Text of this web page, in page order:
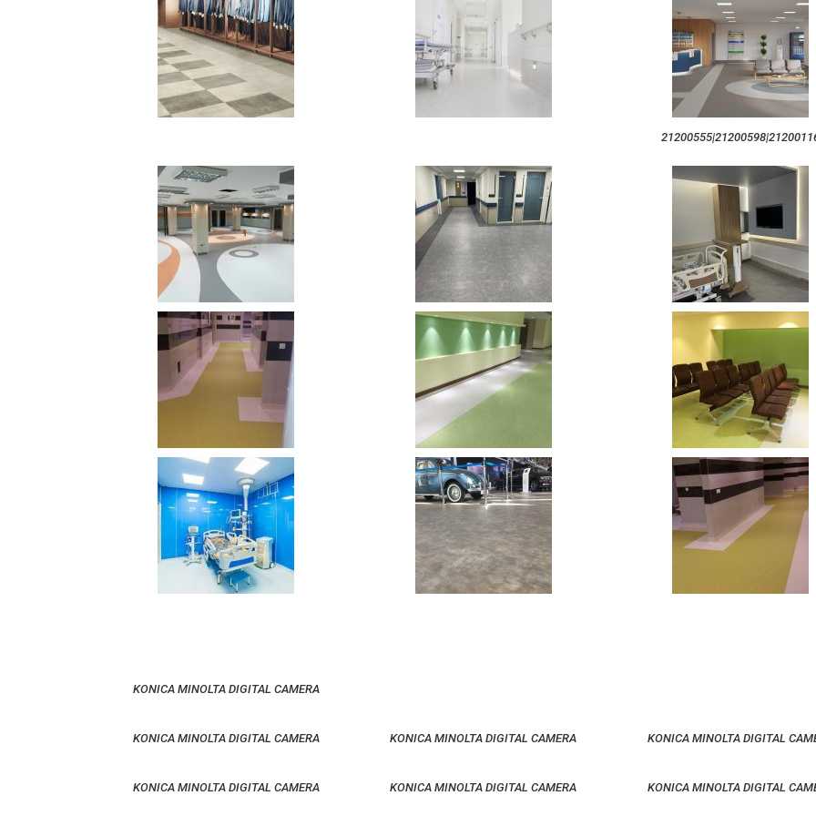
KONICA MINOLTA DIGITAL CAMERA
KONICA MINOLTA DIGITAL
KONICA MINOLTA DIGITAL CAMERA
KONICA MINOLTA DIGITAL CAMERA
KONICA MINOLTA DIGITAL
KONICA MINOLTA DIGITAL CAMERA
KONICA MINOLTA DIGITAL CAMERA